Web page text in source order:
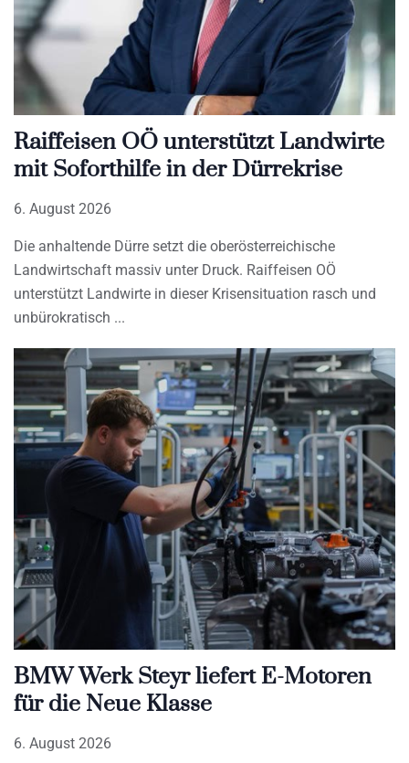
Raiffeisen OÖ unterstützt Landwirte
mit Soforthilfe in der Dürrekrise
6. August 2026
Die anhaltende Dürre setzt die oberösterreichische
Landwirtschaft massiv unter Druck. Raiffeisen OÖ
unterstützt Landwirte in dieser Krisensituation rasch und
unbürokratisch
BMW Werk Steyr liefert E-Motoren
für die Neue Klasse
6. August 2026